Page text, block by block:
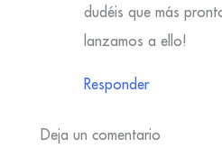
dudéis que más
lanzamos a ello!
Responder
Deja un comentario